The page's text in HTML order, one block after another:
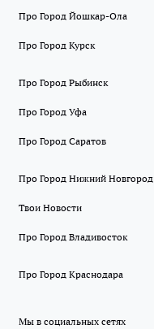
Про Город Йошкар-Ола
Про Город Курск
Про Город Рыбинск
Про Город Уфа
Про Город Саратов
Про Город Нижний Новгород
Твои Новости
Про Город Владивосток
Про Город Краснодара
Мы в социальных сетях